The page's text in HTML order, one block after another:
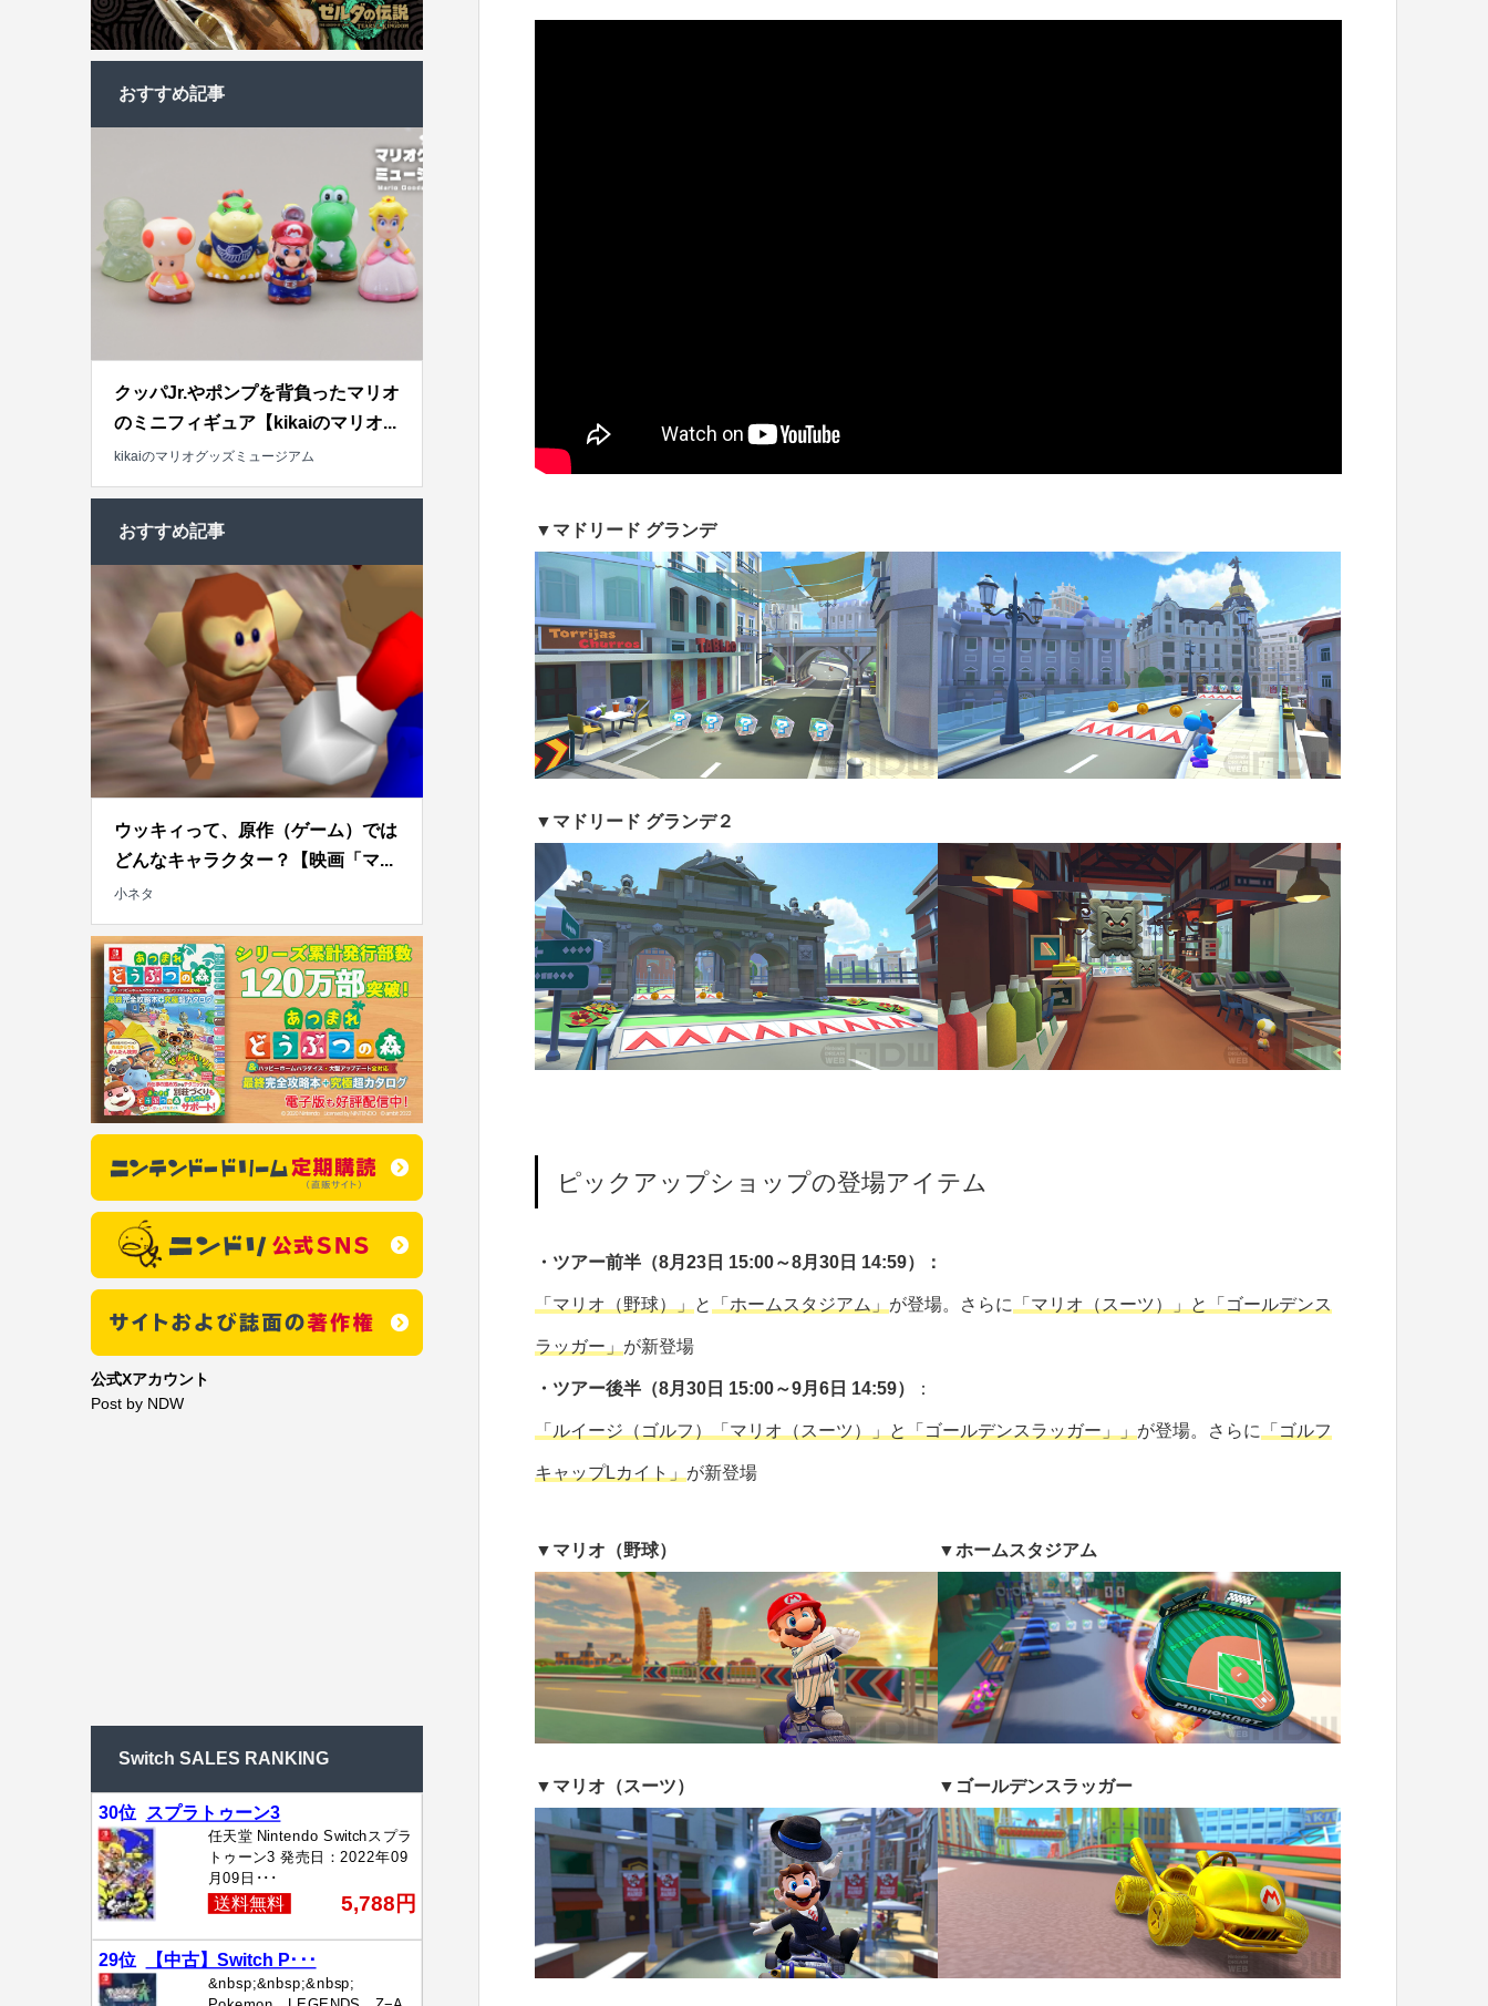
▼ マドリード グランデ
▼ マドリード グランデ２
ピックアップショップの登場アイテム
・ツアー前半（8月23日 15:00～8月30日 14:59）：
「マリオ（野球）」 と 「ホームスタジアム」 が登場。さらに 「マリオ（スーツ）」と「ゴールデンス
ラッガー」 が新登場
・ツアー後半（8月30日 15:00～9月6日 14:59） ：
「ルイージ（ゴルフ） 「マリオ（スーツ）」 と 「ゴールデンスラッガー」 」 が登場。さらに 「ゴルフ
キャップLカイト」 が新登場
▼マリオ（野球） ▼ホームスタジアム
▼マリオ（スーツ） ▼ゴールデンスラッガー
おすすめ記事
クッパJr.やポンプを背負ったマリオ
のミニフィギュア【kikaiのマリオ...
kikaiのマリオグッズミュージアム
おすすめ記事
ウッキィって、原作（ゲーム）では
どんなキャラクター？【映画「マ...
小ネタ
公式Xアカウント
Post by NDW
Switch SALES RANKING